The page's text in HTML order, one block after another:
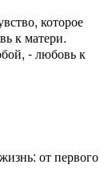
которое
к матери.
- любовь к
от первого